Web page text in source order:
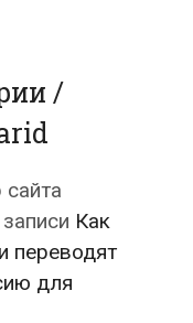
/
Как
переводят
для